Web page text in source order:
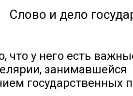
Слово и дело
что у него есть
занимавшейся
государственных